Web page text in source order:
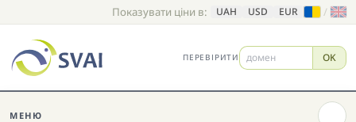
Показувати ціни в: UAH USD EUR /
ПЕРЕВІРИТИ OK
МЕНЮ